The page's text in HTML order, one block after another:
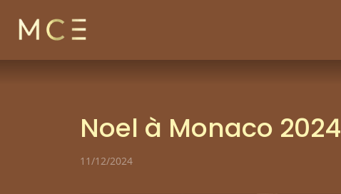
Noel à Monaco 2024
11/12/2024